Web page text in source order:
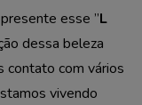
esse ”L
dessa beleza
contato com vários
vivendo